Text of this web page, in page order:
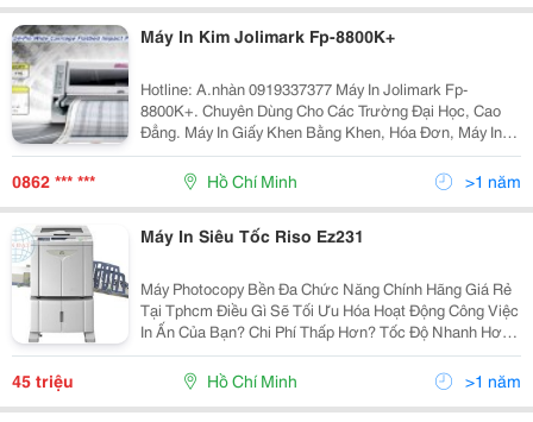
Máy In Kim Jolimark Fp-8800K+
Hotline: A.nhàn 0919337377 Máy In Jolimark Fp-
8800K+. Chuyên Dùng Cho Các Trường Đại Học, Cao
Đẳng. Máy In Giấy Khen Bằng Khen, Hóa Đơn, Máy In
Bằng Khen Khổ A3, Máy In Giấy Khen Khổ A3, Máy In
Bằng Tốt Nghiệp, Máy Chuyên
0862 *** *** Hồ Chí Minh >1 năm
Máy In Siêu Tốc Riso Ez231
Máy Photocopy Bền Đa Chức Năng Chính Hãng Giá Rẻ
Tại Tphcm Điều Gì Sẽ Tối Ưu Hóa Hoạt Động Công Việc
In Ấn Của Bạn? Chi Phí Thấp Hơn? Tốc Độ Nhanh Hơn?
Chất Lượng Hình Ảnh Cao Hơn? Dòng Riso Ez Sao
Chép Kỹ Thuật Số Cung Cấp Chi Phí Vận...
45 triệu Hồ Chí Minh >1 năm